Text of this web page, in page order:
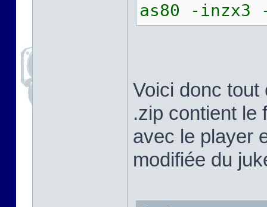
as80 -inzx3
Voici donc tout
.zip contient le
avec le player
modifiée du